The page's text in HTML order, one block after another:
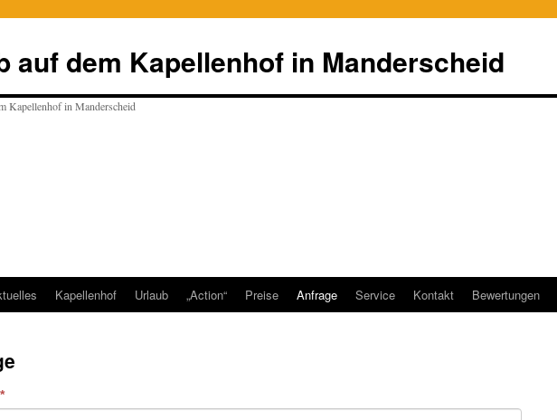
auf dem Kapellenhof in Manderscheid
Kapellenhof Urlaub „Action“ Preise Anfrage Service Kontakt Bewertungen
*